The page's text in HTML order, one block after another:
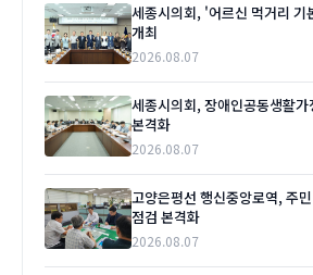
세종시의회, '어르신 먹거리 기
개최
2026.08.07
세종시의회, 장애인공동생활가
본격화
2026.08.07
고양은평선 행신중앙로역, 주
점검 본격화
2026.08.07